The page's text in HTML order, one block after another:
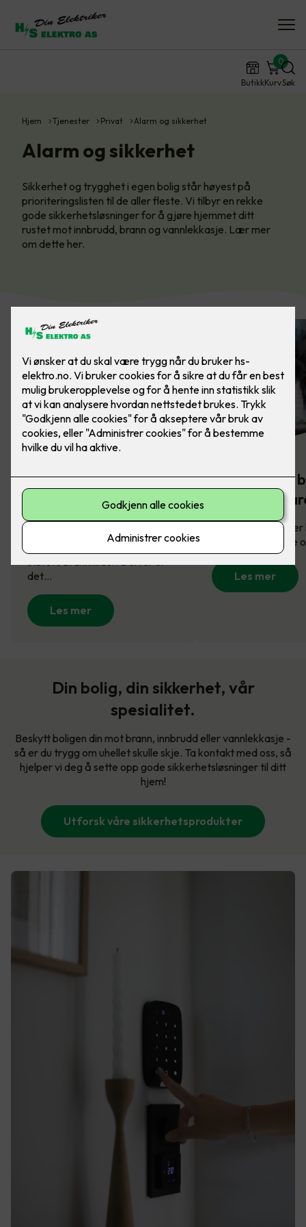
ButikkKurv
0
Søk
Hjem Tjenester Privat Alarm og sikkerhet
Alarm og sikkerhet
Sikkerhet og trygghet i egen bolig står høyest på
prioriteringslisten til de aller fleste. Vi tilbyr en rekke
gode sikkerhetsløsninger for å gjøre hjemmet ditt
rustet mot innbrudd, brann og vannlekkasje. Lær mer
om dette her.
Komfyrvakt -
brannsikkerhet på
kjøkkenet
største brannkilder. Derfor er
det…
Les mer
Slik sikrer du
mot
Brannsikring
derfor viktig å vite
Les mer
Din bolig, din sikkerhet, vår
spesialitet.
Beskytt boligen din mot brann, innbrudd eller vannlekkasje -
så er du trygg om uhellet skulle skje. Ta kontakt med oss, så
hjelper vi deg å sette opp gode sikkerhetsløsninger til ditt
hjem!
Utforsk våre sikkerhetsprodukter